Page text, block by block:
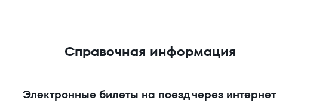
Справочная информация
Электронные билеты на поезд через интернет